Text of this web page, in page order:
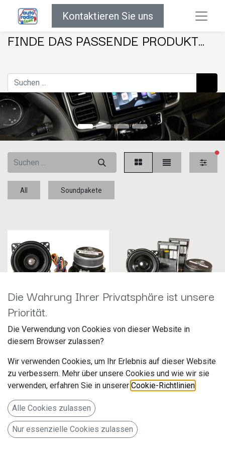
Kontaktieren Sie uns
FINDE DAS PASSENDE PRODUKT...
All Soundpakete
10cm Performance Coaxial - separate X-
Over 60 WRMS CC-M524
Hersteller: ACV
acv GmbH
Straßburger Allee 10-12
41812 Erkelenz
149,99€
10cm 2 Wege LS-System- separate X-
Over 60 WRMS CK-RC4.2
DLS
Idrottsvägen 37B
Örebro, Schweden, 702 32
support@dls.se
http://www.dls.se
Baden-Württemberg
Erkelenz, Deutschland, 481812
info@acvgmbh.de
209,99
Die Wahrung Ihrer Privatsphäre ist unsere
Priorität.
Die Verwendung von Cookies von dieser Website in
diesem Browser zulassen?
Wir verwenden Cookies, um Ihr Erlebnis auf dieser Website
zu verbessern. Mehr über unsere Cookies und wie wir sie
verwenden, erfahren Sie in unserer Cookie-Richtlinien
Alle Cookies zulassen
Nur essenzielle Cookies zulassen